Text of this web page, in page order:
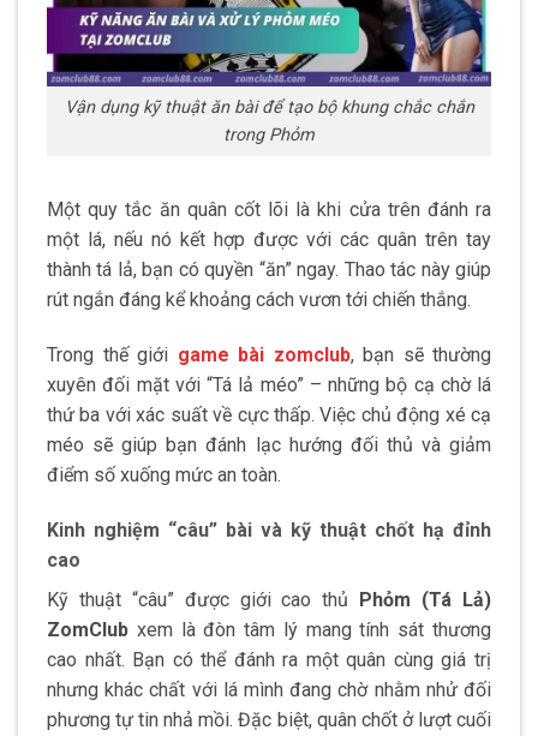
Vận dụng kỹ thuật ăn bài để tạo bộ khung chắc chắn
trong Phỏm
Một quy tắc ăn quân cốt lõi là khi cửa trên đánh ra
một lá, nếu nó kết hợp được với các quân trên tay
thành tá lả, bạn có quyền “ăn” ngay. Thao tác này giúp
rút ngắn đáng kể khoảng cách vươn tới chiến thắng.
Trong thế giới game bài zomclub, bạn sẽ thường
xuyên đối mặt với “Tá lả méo” – những bộ cạ chờ lá
thứ ba với xác suất về cực thấp. Việc chủ động xé cạ
méo sẽ giúp bạn đánh lạc hướng đối thủ và giảm
điểm số xuống mức an toàn.
Kinh nghiệm “câu” bài và kỹ thuật chốt hạ đỉnh
cao
Kỹ thuật “câu” được giới cao thủ Phỏm (Tá Lả)
ZomClub xem là đòn tâm lý mang tính sát thương
cao nhất. Bạn có thể đánh ra một quân cùng giá trị
nhưng khác chất với lá mình đang chờ nhằm nhử đối
phương tự tin nhả mồi. Đặc biệt, quân chốt ở lượt cuối